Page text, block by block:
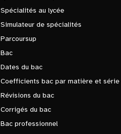
Spécialités au lycée
Simulateur de spécialités
Parcoursup
Bac
Dates du bac
Coefficients bac par matière et série
Révisions du bac
Corrigés du bac
Bac professionnel